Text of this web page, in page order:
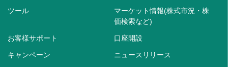
ツール
マーケット情報(株式市況・株
価検索など)
お客様サポート 口座開設
キャンペーン ニュースリリース